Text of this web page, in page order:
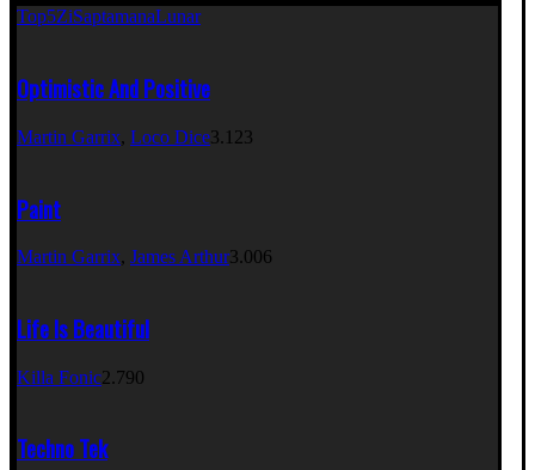
Top5ZiSaptamanaLunar
Optimistic And Positive
Martin Garrix, Loco Dice3.123
Paint
Martin Garrix, James Arthur3.006
Life Is Beautiful
Killa Fonic2.790
Techno Tek